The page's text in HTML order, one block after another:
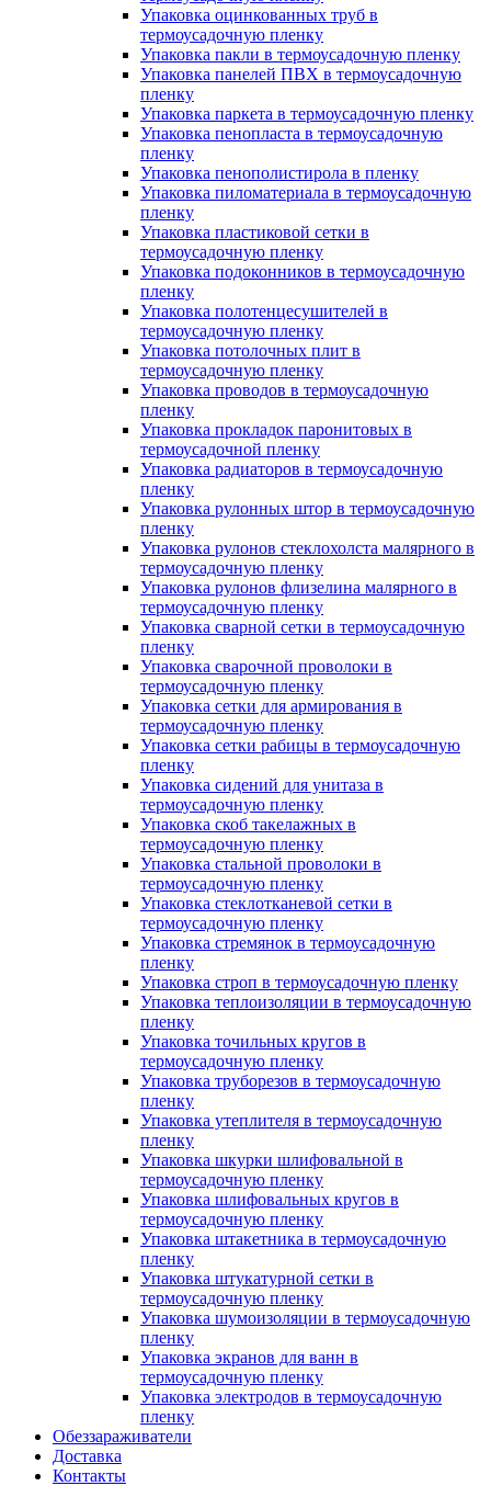
Упаковка оцинкованных труб в
термоусадочную пленку
Упаковка пакли в термоусадочную пленку
Упаковка панелей ПВХ в термоусадочную
пленку
Упаковка паркета в термоусадочную пленку
Упаковка пенопласта в термоусадочную
пленку
Упаковка пенополистирола в пленку
Упаковка пиломатериала в термоусадочную
пленку
Упаковка пластиковой сетки в
термоусадочную пленку
Упаковка подоконников в термоусадочную
пленку
Упаковка полотенцесушителей в
термоусадочную пленку
Упаковка потолочных плит в
термоусадочную пленку
Упаковка проводов в термоусадочную
пленку
Упаковка прокладок паронитовых в
термоусадочной пленку
Упаковка радиаторов в термоусадочную
пленку
Упаковка рулонных штор в термоусадочную
пленку
Упаковка рулонов стеклохолста малярного в
термоусадочную пленку
Упаковка рулонов флизелина малярного в
термоусадочную пленку
Упаковка сварной сетки в термоусадочную
пленку
Упаковка сварочной проволоки в
термоусадочную пленку
Упаковка сетки для армирования в
термоусадочную пленку
Упаковка сетки рабицы в термоусадочную
пленку
Упаковка сидений для унитаза в
термоусадочную пленку
Упаковка скоб такелажных в
термоусадочную пленку
Упаковка стальной проволоки в
термоусадочную пленку
Упаковка стеклотканевой сетки в
термоусадочную пленку
Упаковка стремянок в термоусадочную
пленку
Упаковка строп в термоусадочную пленку
Упаковка теплоизоляции в термоусадочную
пленку
Упаковка точильных кругов в
термоусадочную пленку
Упаковка труборезов в термоусадочную
пленку
Упаковка утеплителя в термоусадочную
пленку
Упаковка шкурки шлифовальной в
термоусадочную пленку
Упаковка шлифовальных кругов в
термоусадочную пленку
Упаковка штакетника в термоусадочную
пленку
Упаковка штукатурной сетки в
термоусадочную пленку
Упаковка шумоизоляции в термоусадочную
пленку
Упаковка экранов для ванн в
термоусадочную пленку
Упаковка электродов в термоусадочную
пленку
Обеззараживатели
Доставка
Контакты